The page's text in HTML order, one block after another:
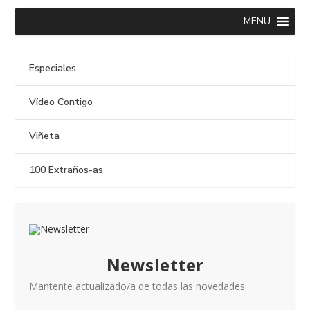
MENU
Especiales
Vídeo Contigo
Viñeta
100 Extraños-as
Newsletter
Mantente actualizado/a de todas las novedades.